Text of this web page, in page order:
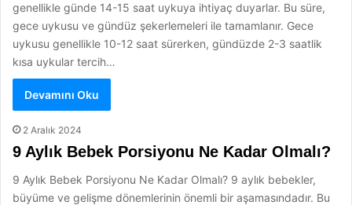
genellikle günde 14-15 saat uykuya ihtiyaç duyarlar. Bu süre,
gece uykusu ve gündüz şekerlemeleri ile tamamlanır. Gece
uykusu genellikle 10-12 saat sürerken, gündüzde 2-3 saatlik
kısa uykular tercih…
Devamını Oku
2 Aralık 2024
9 Aylık Bebek Porsiyonu Ne Kadar Olmalı?
9 Aylık Bebek Porsiyonu Ne Kadar Olmalı? 9 aylık bebekler,
büyüme ve gelişme dönemlerinin önemli bir aşamasındadır. Bu